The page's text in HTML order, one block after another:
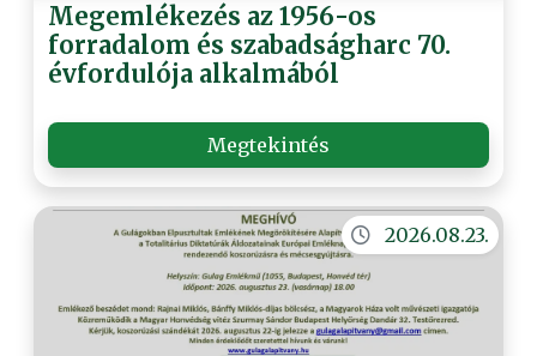
Megemlékezés az 1956-os
forradalom és szabadságharc 70.
évfordulója alkalmából
Megtekintés
2026.08.23.